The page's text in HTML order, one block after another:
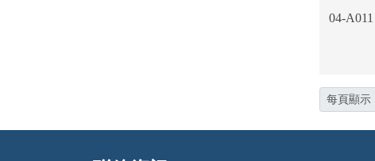
04-A011
每頁顯示